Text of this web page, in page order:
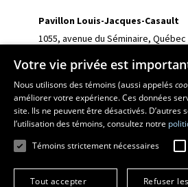
Pavillon Louis-Jacques-Casault
1055, avenue du Séminaire, Québec
Votre vie privée est
Nous utilisons des témoins (aussi appelés
améliorer votre expérience. Ces données
site. Ils ne peuvent être désactivés.
l’utilisation des témoins, consultez notre
Témoins strictement nécessaires
Tout accepter Refuser